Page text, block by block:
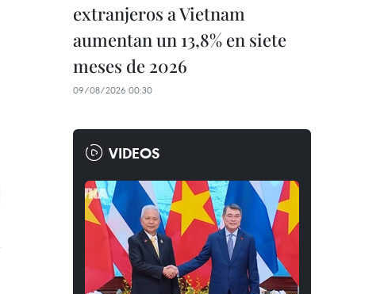
extranjeros a Vietnam
aumentan un 13,8% en siete
meses de 2026
09/08/2026 00:30
VIDEOS